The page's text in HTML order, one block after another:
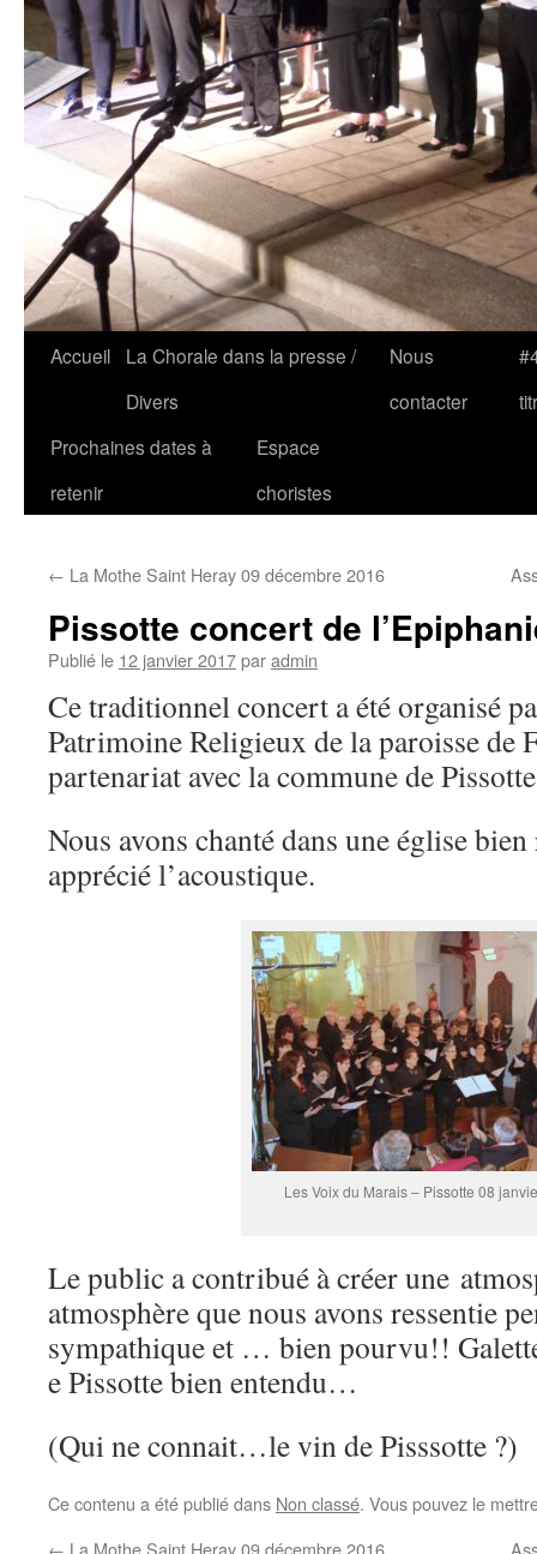
Accueil
La Chorale dans la presse /
Divers
Nous
contacter
Prochaines dates à
retenir
Espace
choristes
← La Mothe Saint Heray 09 décembre 2016
Pissotte concert de
Publié le 12 janvier 2017paradmin
Ce traditionnel concert a été organisé
Patrimoine Religieux de la paroisse de
partenariat avec la commune de
Nous avons chanté dans une église
apprécié l’acoustique.
Les Voix du Marais – Pissotte 08
Le public a contribué à créer une
atmosphère que nous avons ressentie
sympathique et … bien pourvu!!
e Pissotte bien entendu…
(Qui ne connait…le vin de Pisssotte ?)
Ce contenu a été publié dans Non classé. Vous pouvez le
← La Mothe Saint Heray 09 décembre 2016